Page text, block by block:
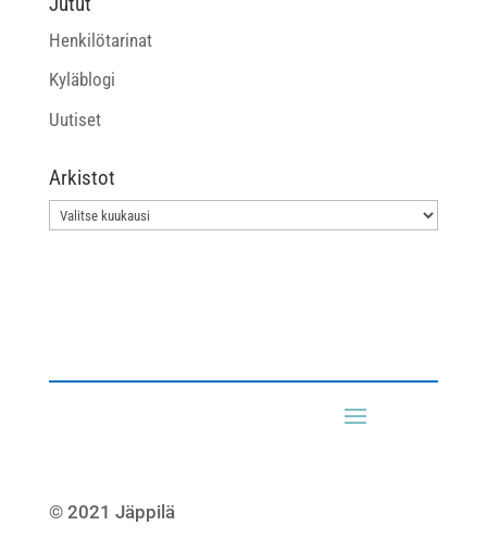
Henkilötarinat
Kyläblogi
Uutiset
Arkistot
Arkistot
© 2021 Jäppilä